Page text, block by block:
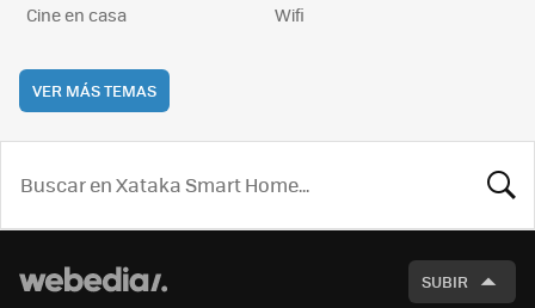
Cine en casa
Wifi
VER MÁS TEMAS
SUBIR